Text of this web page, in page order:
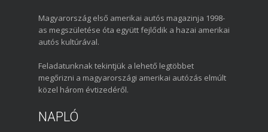
Magyarország első amerikai autós magazinja 1998-
as megszületése óta együtt fejlődik a hazai amerikai
autós kultúrával.
Feladatunknak tekintjük a lehető legtöbbet
megőrizni a magyarországi amerikai autózás elmúlt
közel három évtizedéről.
NAPLÓ